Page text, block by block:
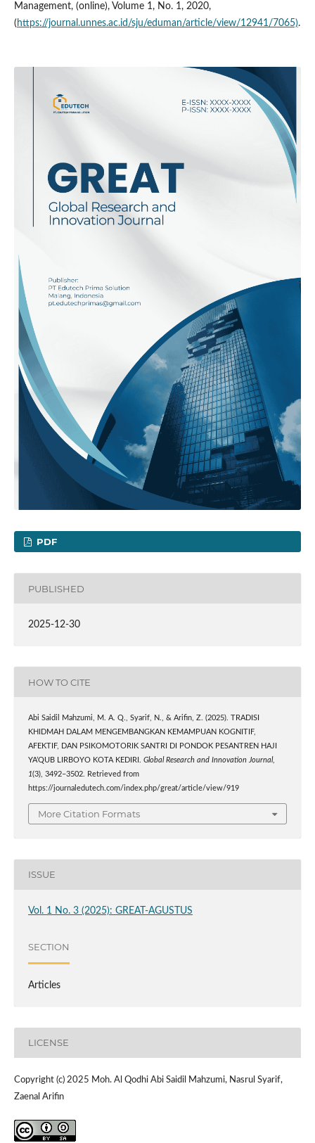
Management, (online), Volume 1, No. 1, 2020,
( https://journal.unnes.ac.id/sju/eduman/article/view/12941/7065).
PDF
PUBLISHED
2025-12-30
HOW TO CITE
Abi Saidil Mahzumi, M. A. Q., Syarif, N., & Arifin, Z. (2025). TRADISI
KHIDMAH DALAM MENGEMBANGKAN KEMAMPUAN KOGNITIF,
AFEKTIF, DAN PSIKOMOTORIK SANTRI DI PONDOK PESANTREN HAJI
YA’QUB LIRBOYO KOTA KEDIRI. Global Research and Innovation Journal,
1(3), 3492–3502. Retrieved from
https://journaledutech.com/index.php/great/article/view/919
More Citation Formats
ISSUE
Vol. 1 No. 3 (2025): GREAT-AGUSTUS
SECTION
Articles
LICENSE
Copyright (c) 2025 Moh. Al Qodhi Abi Saidil Mahzumi, Nasrul Syarif,
Zaenal Arifin